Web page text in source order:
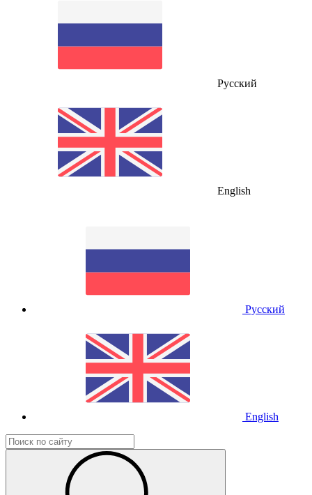
Русский
English
Русский
English